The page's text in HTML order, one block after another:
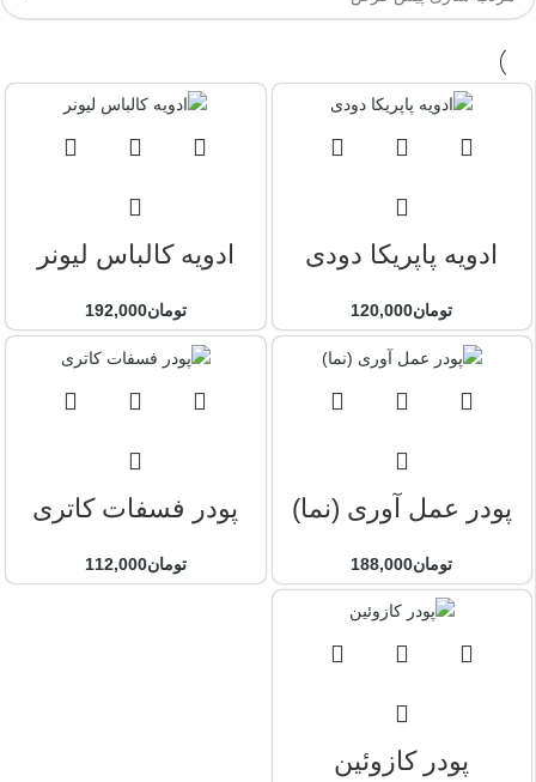
ادویه پاپریکا دودی
تومان120,000
ادویه کالباس لیونر
تومان192,000
پودر عمل آوری (نما)
تومان188,000
پودر فسفات کاتری
تومان112,000
پودر کازوئین